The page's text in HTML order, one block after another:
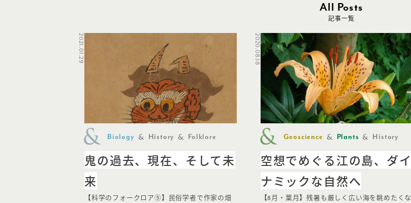
All Posts
記事一覧
Biology History Folklore
2021.01.29
鬼の過去、現在、そして未
来
【科学のフォークロア⑤】民俗学者で作家の畑
Geoscience Plants History
2020.08.18
空想でめぐる江の島、ダイ
ナミックな自然へ
【8月・葉月】残暑も厳しく広い海を眺めたくな